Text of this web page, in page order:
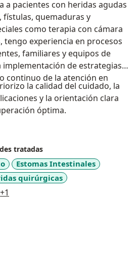
a pacientes con heridas agudas
fístulas, quemaduras y
como terapia con cámara
tengo experiencia en procesos
familiares y equipos de
implementación de estrategias
continuo de la atención en
la calidad del cuidado, la
y la orientación clara
óptima.
tratadas
Estomas Intestinales
quirúrgicas
+1